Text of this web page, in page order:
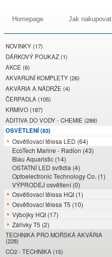
Homepage Jak nakupovat
NOVINKY (17)
DÁRKOVÝ POUKAZ (1)
AKCE (6)
AKVARIJNÍ KOMPLETY (26)
AKVÁRIA A NÁDRŽE (4)
ČERPADLA (105)
KRMIVO (187)
ADITIVA DO VODY - CHEMIE (288)
OSVĚTLENÍ (83)
Osvětlovací tělesa LED (64)
EcoTech Marine - Radion (43)
Blau Aquaristic (14)
OSTATNÍ LED svítidla (4)
Optoelectronic Technology Co. (1)
VÝPRODEJ osvětlení (0)
Osvětlovací tělesa HQI (1)
Osvětlovací tělesa T5 (10)
Výbojky HQI (17)
Zářivky T5 (2)
TECHNIKA PRO MOŘSKÁ AKVÁRIA
(228)
CO2 - TECHNIKA (15)